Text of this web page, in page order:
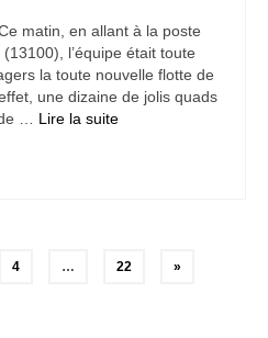
matin, en allant à la poste
l’équipe était toute
la toute nouvelle flotte de
une dizaine de jolis quads
… Lire la suite­­
4 … 22 »